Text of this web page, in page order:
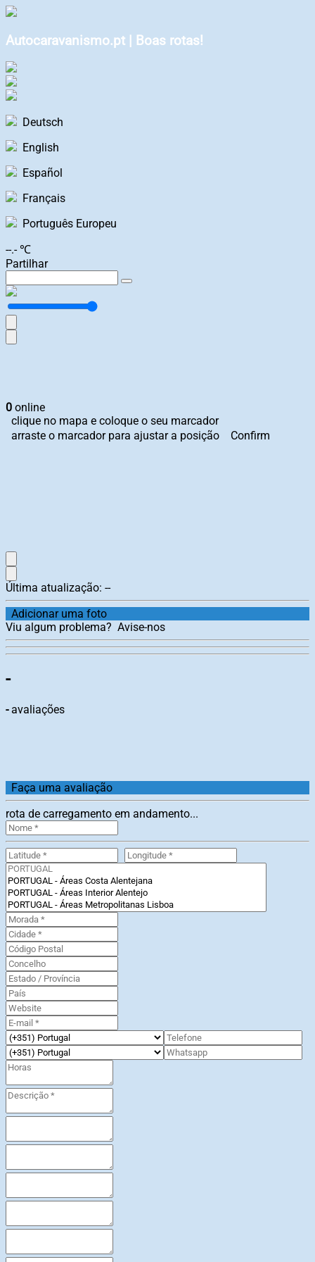
Autocaravanismo.pt | Boas rotas!
Deutsch
English
Español
Français
Português Europeu
--.- ℃
Partilhar
0 online
clique no mapa e coloque o seu marcador
arraste o marcador para ajustar a posição
Confirm
Última atualização: --
Adicionar uma foto
Viu algum problema? Avise-nos
-
-avaliações
Faça uma avaliação
rota de carregamento em andamento...